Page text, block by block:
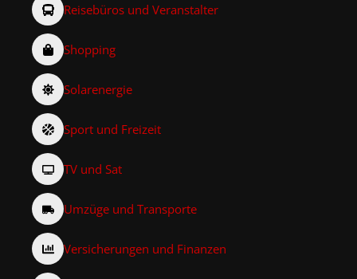
Reisebüros und Veranstalter
Shopping
Solarenergie
Sport und Freizeit
TV und Sat
Umzüge und Transporte
Versicherungen und Finanzen